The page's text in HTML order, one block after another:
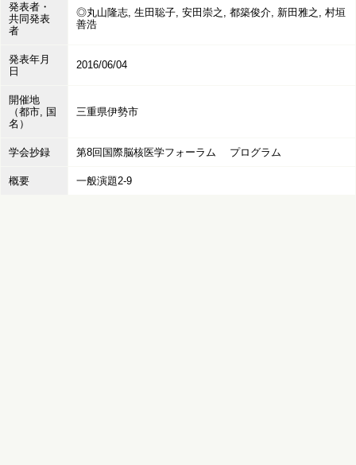
発表者・
共同発表
者
◎丸山隆志, 生田聡子, 安田崇之, 都築俊介, 新田雅之, 村垣
善浩
発表年月
日
2016/06/04
開催地
（都市, 国
名）
三重県伊勢市
学会抄録 第8回国際脳核医学フォーラム プログラム
概要 一般演題2-9